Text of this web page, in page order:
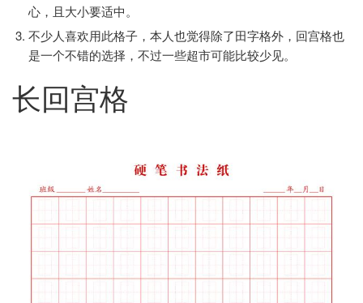
心，且大小要适中。
不少人喜欢用此格子，本人也觉得除了田字格外，回宫格也
是一个不错的选择，不过一些超市可能比较少见。
长回宫格